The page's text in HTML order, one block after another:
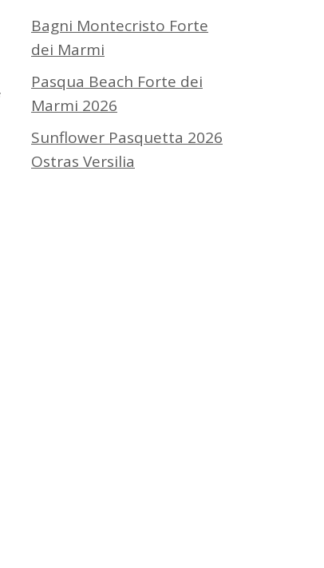
Bagni Montecristo Forte
dei Marmi
Pasqua Beach Forte dei
Marmi 2026
Sunflower Pasquetta 2026
Ostras Versilia